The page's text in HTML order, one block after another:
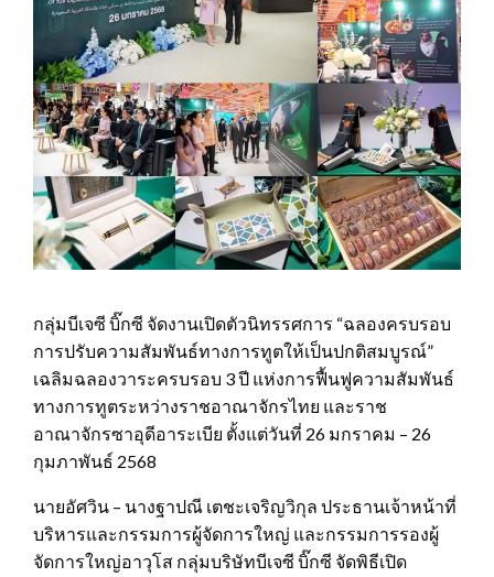
กลุ่มบีเจซี บิ๊กซี จัดงานเปิดตัวนิทรรศการ “ฉลองครบรอบ
การปรับความสัมพันธ์ทางการทูตให้เป็นปกติสมบูรณ์”
เฉลิมฉลองวาระครบรอบ 3 ปี แห่งการฟื้นฟูความสัมพันธ์
ทางการทูตระหว่างราชอาณาจักรไทย และราช
อาณาจักรซาอุดีอาระเบีย ตั้งแต่วันที่ 26 มกราคม – 26
กุมภาพันธ์ 2568
นายอัศวิน – นางฐาปณี เตชะเจริญวิกุล ประธานเจ้าหน้าที่
บริหารและกรรมการผู้จัดการใหญ่ และกรรมการรองผู้
จัดการใหญ่อาวุโส กลุ่มบริษัทบีเจซี บิ๊กซี จัดพิธีเปิด